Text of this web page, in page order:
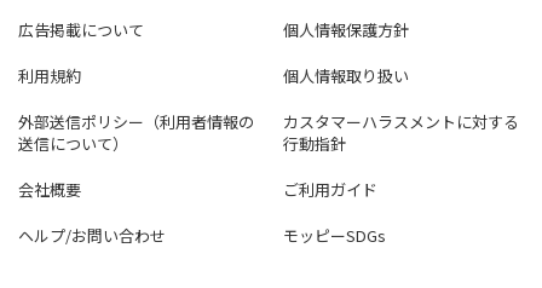
広告掲載について
個人情報保護方針
利用規約
個人情報取り扱い
外部送信ポリシー（利用者情報の
送信について）
カスタマーハラスメントに対する
行動指針
会社概要
ご利用ガイド
ヘルプ/お問い合わせ
モッピーSDGs